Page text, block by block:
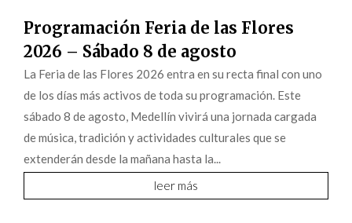
Programación Feria de las Flores
2026 – Sábado 8 de agosto
La Feria de las Flores 2026 entra en su recta final con uno
de los días más activos de toda su programación. Este
sábado 8 de agosto, Medellín vivirá una jornada cargada
de música, tradición y actividades culturales que se
extenderán desde la mañana hasta la...
leer más